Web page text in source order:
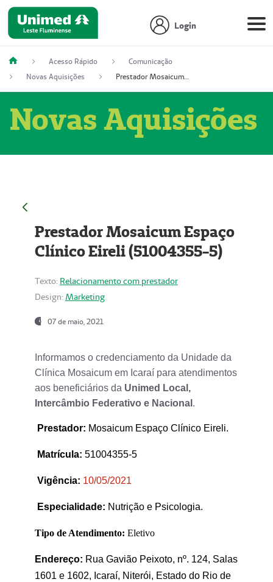
Login
Acesso Rápido
Comunicação
Novas Aquisições
Prestador Mosaicum Espaço Clínico Eireli (51004355-5)
Novas Aquisições
Prestador Mosaicum Espaço
Clínico Eireli (51004355-5)
Texto: Relacionamento com prestador
Design: Marketing
07 de maio, 2021
Informamos o credenciamento da Unidade da
Clínica Mosaicum em Icaraí para atendimentos
aos beneficiários da Unimed Local,
Intercâmbio Federativo e Nacional .
Prestador: Mosaicum Espaço Clínico Eireli.
Matrícula: 51004355-5
Vigência: 10/05/2021
Especialidade: Nutrição e Psicologia.
Tipo de Atendimento: Eletivo
Endereço: Rua Gavião Peixoto, nº. 124, Salas
1601 e 1602, Icaraí, Niterói, Estado do Rio de